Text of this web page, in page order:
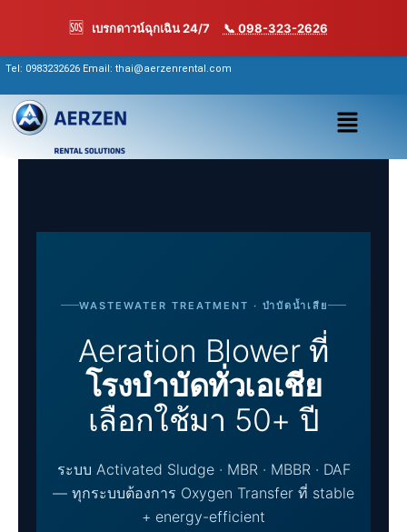
🆘 เบรกดาวน์ฉุกเฉิน 24/7 📞 098-323-2626
content
Tel: 0983232626 Email: thai@aerzenrental.com
เมนู
WASTEWATER TREATMENT · บำบัดน้ำเสีย
Aeration Blower ที่
โรงบำบัดทั่วเอเชีย
เลือกใช้มา 50+ ปี
ระบบ Activated Sludge · MBR · MBBR · DAF
— ทุกระบบต้องการ Oxygen Transfer ที่ stable
+ energy-efficient